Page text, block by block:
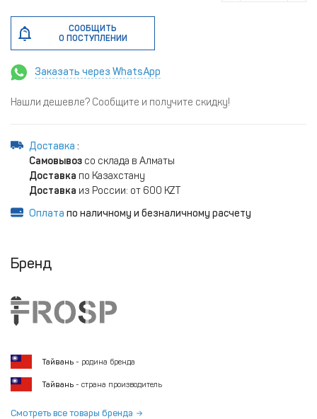
СООБЩИТЬ
О ПОСТУПЛЕНИИ
Заказать через WhatsApp
Нашли дешевле? Сообщите и получите скидку!
Доставка :
Самовывоз со склада в Алматы
Доставка по Казахстану
Доставка из России: от 600 KZT
Оплата по наличному и безналичному расчету
Бренд
Тайвань - родина бренда
Тайвань - страна производитель
Смотреть все товары бренда